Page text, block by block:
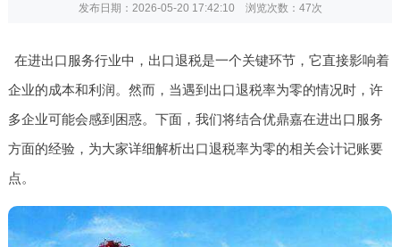
发布日期：2026-05-20 17:42:10 浏览次数： 47次
在进出口服务行业中，出口退税是一个关键环节，它直接影响着
企业的成本和利润。然而，当遇到出口退税率为零的情况时，许
多企业可能会感到困惑。下面，我们将结合优鼎嘉在进出口服务
方面的经验，为大家详细解析出口退税率为零的相关会计记账要
点。